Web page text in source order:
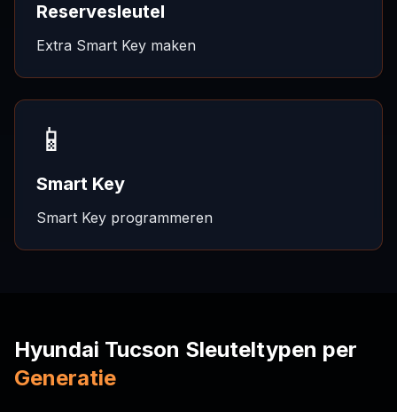
Reservesleutel
Extra Smart Key maken
📱
Smart Key
Smart Key programmeren
Hyundai Tucson Sleuteltypen per
Generatie